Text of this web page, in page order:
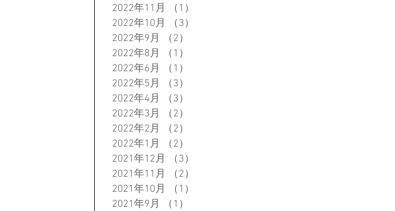
2022年11月
（1）
2022年10月
（3）
2022年9月
（2）
2022年8月
（1）
2022年6月
（1）
2022年5月
（3）
2022年4月
（3）
2022年3月
（2）
2022年2月
（2）
2022年1月
（2）
2021年12月
（3）
2021年11月
（2）
2021年10月
（1）
2021年9月
（1）